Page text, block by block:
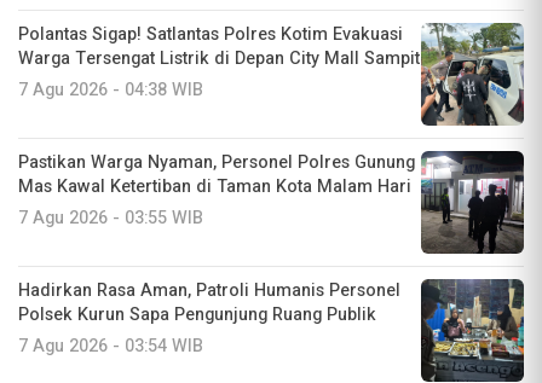
Polantas Sigap! Satlantas Polres Kotim Evakuasi
Warga Tersengat Listrik di Depan City Mall Sampit
7 Agu 2026 - 04:38 WIB
Pastikan Warga Nyaman, Personel Polres Gunung
Mas Kawal Ketertiban di Taman Kota Malam Hari
7 Agu 2026 - 03:55 WIB
Hadirkan Rasa Aman, Patroli Humanis Personel
Polsek Kurun Sapa Pengunjung Ruang Publik
7 Agu 2026 - 03:54 WIB